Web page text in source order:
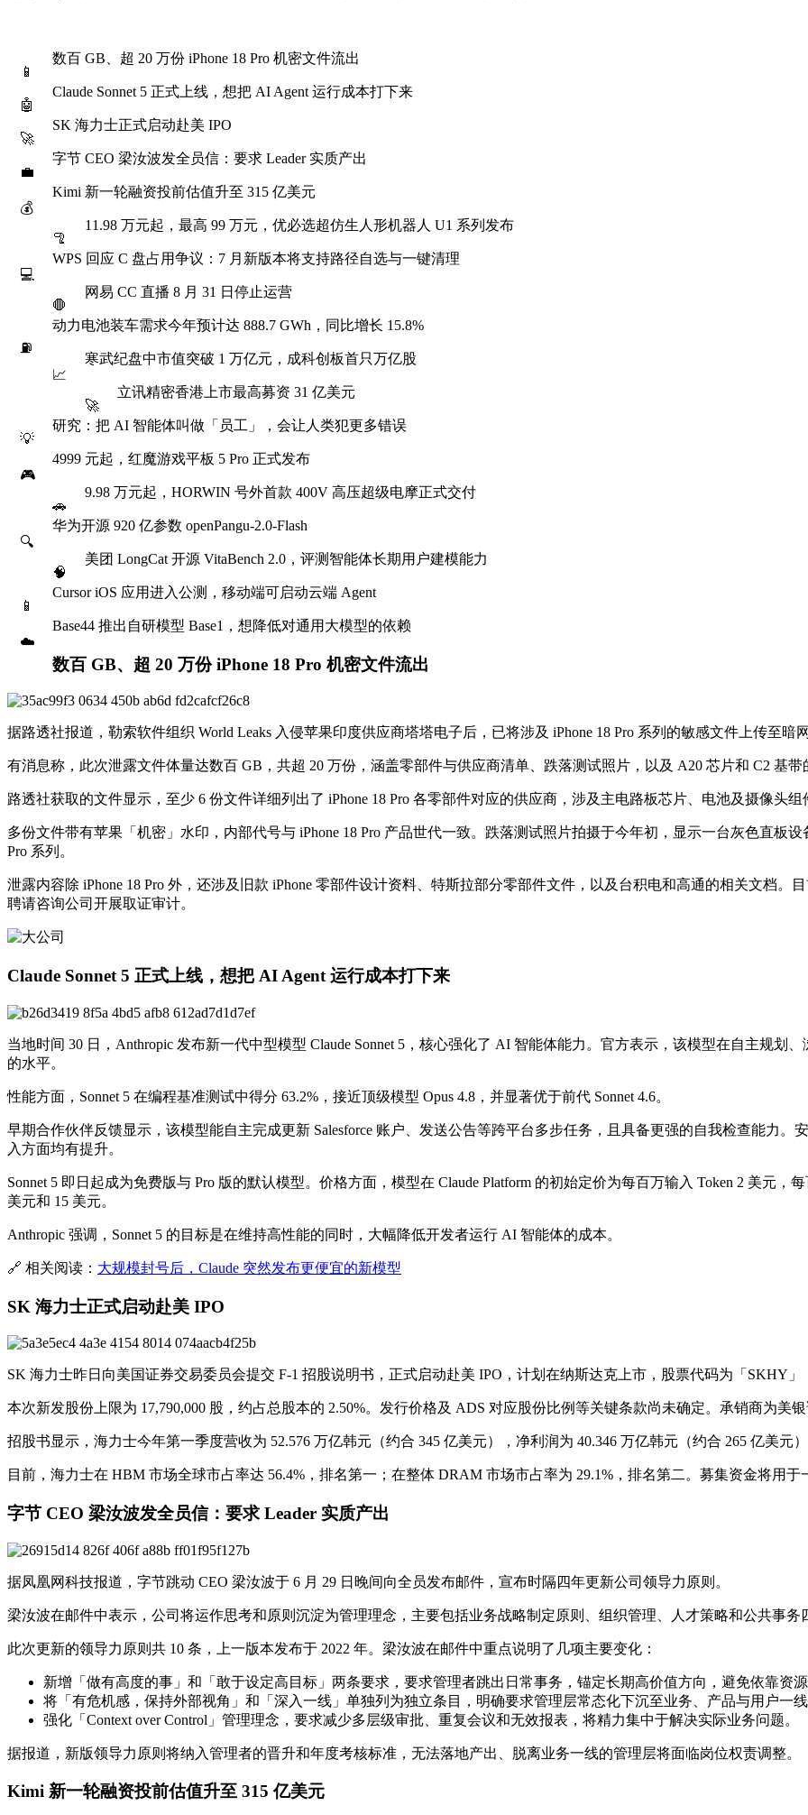
📱
数百 GB、超 20 万份 iPhone 18 Pro 机密文件流出
🤖
Claude Sonnet 5 正式上线，想把 AI Agent 运行成本打下来
🚀
SK 海力士正式启动赴美 IPO
💼
字节 CEO 梁汝波发全员信：要求 Leader 实质产出
💰
Kimi 新一轮融资投前估值升至 315 亿美元
🦿
11.98 万元起，最高 99 万元，优必选超仿生人形机器人 U1 系列发布
💻
WPS 回应 C 盘占用争议：7 月新版本将支持路径自选与一键清理
🛑
网易 CC 直播 8 月 31 日停止运营
⛽
动力电池装车需求今年预计达 888.7 GWh，同比增长 15.8%
📈
寒武纪盘中市值突破 1 万亿元，成科创板首只万亿股
🚀
立讯精密香港上市最高募资 31 亿美元
💡
研究：把 AI 智能体叫做「员工」，会让人类犯更多错误
🎮
4999 元起，红魔游戏平板 5 Pro 正式发布
🚗
9.98 万元起，HORWIN 号外首款 400V 高压超级电摩正式交付
🔍
华为开源 920 亿参数 openPangu-2.0-Flash
🧠
美团 LongCat 开源 VitaBench 2.0，评测智能体长期用户建模能力
📱
Cursor iOS 应用进入公测，移动端可启动云端 Agent
☁️
Base44 推出自研模型 Base1，想降低对通用大模型的依赖
数百 GB、超 20 万份 iPhone 18 Pro 机密文件流出
据路透社报道，勒索软件组织 World Leaks 入侵苹果印度供应商塔塔电子后，已将涉及 iPhone 18 Pro 系列的敏感文件上传至暗
有消息称，此次泄露文件体量达数百 GB，共超 20 万份，涵盖零部件与供应商清单、跌落测试照片，以及 A20 芯片和 C2 基带
路透社获取的文件显示，至少 6 份文件详细列出了 iPhone 18 Pro 各零部件对应的供应商，涉及主电路板芯片、电池及摄像头
多份文件带有苹果「机密」水印，内部代号与 iPhone 18 Pro 产品世代一致。跌落测试照片拍摄于今年初，显示一台灰色直板
Pro 系列。
泄露内容除 iPhone 18 Pro 外，还涉及旧款 iPhone 零部件设计资料、特斯拉部分零部件文件，以及台积电和高通的相关文档
聘请咨询公司开展取证审计。
Claude Sonnet 5 正式上线，想把 AI Agent 运行成本打下来
当地时间 30 日，Anthropic 发布新一代中型模型 Claude Sonnet 5，核心强化了 AI 智能体能力。官方表示，该模型在自主规划
的水平。
性能方面，Sonnet 5 在编程基准测试中得分 63.2%，接近顶级模型 Opus 4.8，并显著优于前代 Sonnet 4.6。
早期合作伙伴反馈显示，该模型能自主完成更新 Salesforce 账户、发送公告等跨平台多步任务，且具备更强的自我检查能力
入方面均有提升。
Sonnet 5 即日起成为免费版与 Pro 版的默认模型。价格方面，模型在 Claude Platform 的初始定价为每百万输入 Token 2 美元，
美元和 15 美元。
Anthropic 强调，Sonnet 5 的目标是在维持高性能的同时，大幅降低开发者运行 AI 智能体的成本。
🔗 相关阅读： 大规模封号后，Claude 突然发布更便宜的新模型
SK 海力士正式启动赴美 IPO
SK 海力士昨日向美国证券交易委员会提交 F-1 招股说明书，正式启动赴美 IPO，计划在纳斯达克上市，股票代码为「SKHY
本次新发股份上限为 17,790,000 股，约占总股本的 2.50%。发行价格及 ADS 对应股份比例等关键条款尚未确定。承销商为美
招股书显示，海力士今年第一季度营收为 52.576 万亿韩元（约合 345 亿美元），净利润为 40.346 万亿韩元（约合 265 亿美元
目前，海力士在 HBM 市场全球市占率达 56.4%，排名第一；在整体 DRAM 市场市占率为 29.1%，排名第二。募集资金将用
字节 CEO 梁汝波发全员信：要求 Leader 实质产出
据凤凰网科技报道，字节跳动 CEO 梁汝波于 6 月 29 日晚间向全员发布邮件，宣布时隔四年更新公司领导力原则。
梁汝波在邮件中表示，公司将运作思考和原则沉淀为管理理念，主要包括业务战略制定原则、组织管理、人才策略和公共事务
此次更新的领导力原则共 10 条，上一版本发布于 2022 年。梁汝波在邮件中重点说明了几项主要变化：
新增「做有高度的事」和「敢于设定高目标」两条要求，要求管理者跳出日常事务，锚定长期高价值方向，避免依靠资
将「有危机感，保持外部视角」和「深入一线」单独列为独立条目，明确要求管理层常态化下沉至业务、产品与用户一
强化「Context over Control」管理理念，要求减少多层级审批、重复会议和无效报表，将精力集中于解决实际业务问题。
据报道，新版领导力原则将纳入管理者的晋升和年度考核标准，无法落地产出、脱离业务一线的管理层将面临岗位权责调整。
Kimi 新一轮融资投前估值升至 315 亿美元